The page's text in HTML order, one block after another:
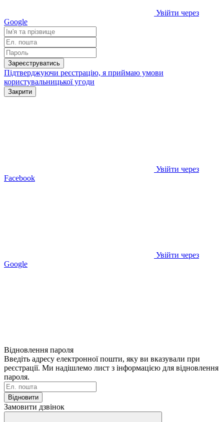
Увійти через
Google
Зареєструватись
Підтверджуючи реєстрацію, я приймаю умови
користувальницької угоди
Закрити
Увійти через
Facebook
Увійти через
Google
Відновлення пароля
Введіть адресу електронної пошти, яку ви вказували при
реєстрації. Ми надішлемо лист з інформацією для відновлення
пароля.
Відновити
Замовити дзвінок